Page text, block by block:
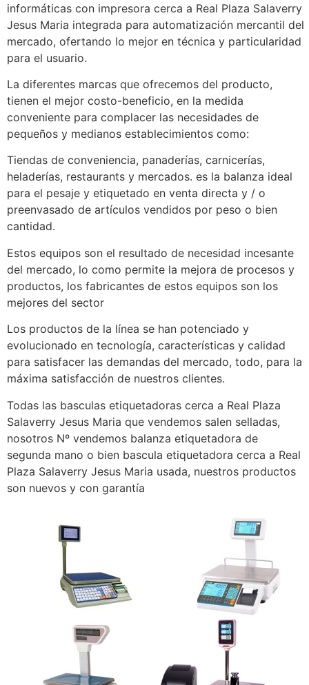
informáticas con impresora cerca a Real Plaza Salaverry
Jesus Maria integrada para automatización mercantil del
mercado, ofertando lo mejor en técnica y particularidad
para el usuario.
La diferentes marcas que ofrecemos del producto,
tienen el mejor costo-beneficio, en la medida
conveniente para complacer las necesidades de
pequeños y medianos establecimientos como:
Tiendas de conveniencia, panaderías, carnicerías,
heladerías, restaurants y mercados. es la balanza ideal
para el pesaje y etiquetado en venta directa y / o
preenvasado de artículos vendidos por peso o bien
cantidad.
Estos equipos son el resultado de necesidad incesante
del mercado, lo como permite la mejora de procesos y
productos, los fabricantes de estos equipos son los
mejores del sector
Los productos de la línea se han potenciado y
evolucionado en tecnología, características y calidad
para satisfacer las demandas del mercado, todo, para la
máxima satisfacción de nuestros clientes.
Todas las basculas etiquetadoras cerca a Real Plaza
Salaverry Jesus Maria que vendemos salen selladas,
nosotros Nº vendemos balanza etiquetadora de
segunda mano o bien bascula etiquetadora cerca a Real
Plaza Salaverry Jesus Maria usada, nuestros productos
son nuevos y con garantía